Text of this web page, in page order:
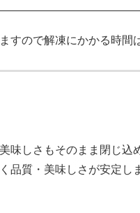
ので解凍にかかる時間
味しさもそのまま閉じ込
品質・美味しさが安定し